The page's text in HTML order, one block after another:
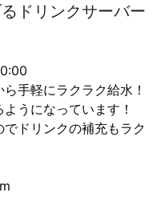
ドリンクサーバー
手軽にラクラク給水！
うになっています！
ドリンクの補充もラク